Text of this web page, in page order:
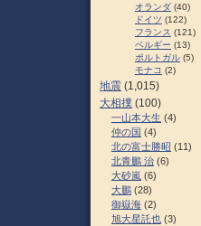
オランダ (40)
ドイツ (122)
フランス (121)
ベルギー (13)
ポルトガル (5)
モナコ (2)
地震 (1,015)
大相撲 (100)
一山本大生 (4)
仲の国 (4)
北の富士勝昭 (11)
北青鵬 治 (6)
大砂嵐 (6)
大鵬 (28)
御嶽海 (2)
旭大星託也 (3)